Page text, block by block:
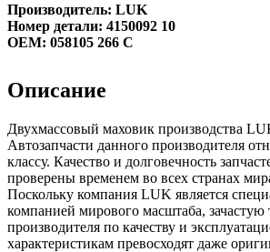
Производитель: LUK
Номер детали: 4150092 10
OEM: 058105 266 C
Описание
Двухмассовый маховик производства
Автозапчасти данного производителя
классу. Качество и долговечность
проверены временем во всех странах
Поскольку компания LUK является
компанией мирового масштаба, зачастую
производителя по качеству и
характеристикам превосходят даже